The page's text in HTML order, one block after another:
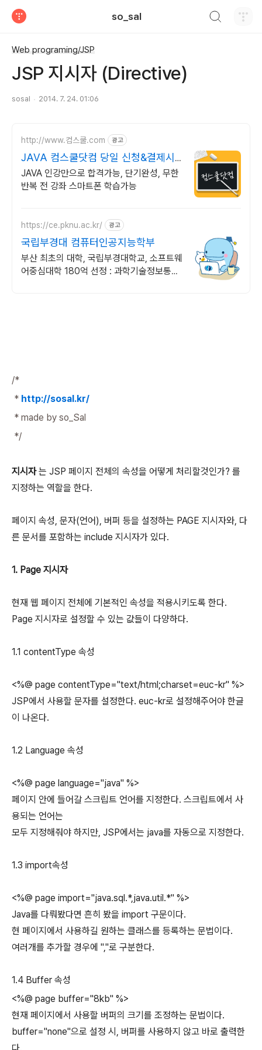
so_sal
Web programing/JSP
JSP 지시자 (Directive)
sosal 2014. 7. 24. 01:06
http://www.컴스쿨.com 광고
JAVA 컴스쿨닷컴 당일 신청&결제시
기프티콘!
JAVA 인강만으로 합격가능, 단기완성, 무한
반복 전 강좌 스마트폰 학습가능
https://ce.pknu.ac.kr/ 광고
국립부경대 컴퓨터인공지능학부
부산 최초의 대학, 국립부경대학교, 소프트웨
어중심대학 180억 선정 : 과학기술정보통신
/*
* http://sosal.kr/
* made by so_Sal
*/
지시자는 JSP 페이지 전체의 속성을 어떻게 처리할것인가? 를
지정하는 역할을 한다.
페이지 속성, 문자(언어), 버퍼 등을 설정하는 PAGE 지시자와, 다
른 문서를 포함하는 include 지시자가 있다.
1. Page 지시자
현재 웹 페이지 전체에 기본적인 속성을 적용시키도록 한다.
Page 지시자로 설정할 수 있는 값들이 다양하다.
1.1 contentType 속성
<%@ page contentType="text/html;charset=euc-kr" %>
JSP에서 사용할 문자를 설정한다. euc-kr로 설정해주어야 한글
이 나온다.
1.2 Language 속성
<%@ page language="java" %>
페이지 안에 들어갈 스크립트 언어를 지정한다. 스크립트에서 사
용되는 언어는
모두 지정해줘야 하지만, JSP에서는 java를 자동으로 지정한다.
1.3 import속성
<%@ page import="java.sql.*,java.util.*" %>
Java를 다뤄봤다면 흔히 봤을 import 구문이다.
현 페이지에서 사용하길 원하는 클래스를 등록하는 문법이다.
여러개를 추가할 경우에 ","로 구분한다.
1.4 Buffer 속성
<%@ page buffer="8kb" %>
현재 페이지에서 사용할 버퍼의 크기를 조정하는 문법이다.
buffer="none"으로 설정 시, 버퍼를 사용하지 않고 바로 출력한